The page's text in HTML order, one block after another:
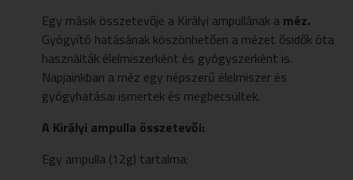
Egy másik összetevője a Királyi ampullának a méz.
Gyógyító hatásának köszönhetően a mézet ősidők óta
használták élelmiszerként és gyógyszerként is.
Napjainkban a méz egy népszerű élelmiszer és
gyógyhatásai ismertek és megbecsültek.
A Királyi ampulla összetevői:
Egy ampulla (12g) tartalma: